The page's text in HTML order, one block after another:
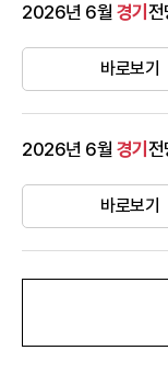
2026년 6월 경기
바로보기
2026년 6월 경기
바로보기